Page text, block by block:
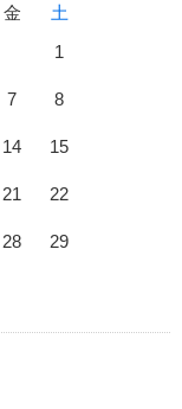
金
土
1
7 8
14 15
21 22
28 29